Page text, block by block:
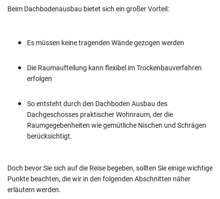
Beim Dachbodenausbau bietet sich ein großer Vorteil:
Es müssen keine tragenden Wände gezogen werden
Die Raumaufteilung kann flexibel im Trockenbauverfahren
erfolgen
So entsteht durch den Dachboden Ausbau des
Dachgeschosses praktischer Wohnraum, der die
Raumgegebenheiten wie gemütliche Nischen und Schrägen
berücksichtigt.
Doch bevor Sie sich auf die Reise begeben, sollten Sie einige wichtige
Punkte beachten, die wir in den folgenden Abschnitten näher
erläutern werden.